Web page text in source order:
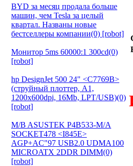
BYD за месяц продала больше
машин, чем Tesla за целый
квартал. Названы новые
бестселлеры компании(0) [robot]
Монитор 5ms 60000:1 300cd(0)
[robot]
hp DesignJet 500 24" <C7769B>
(струйный плоттер, A1,
1200х600dpi, 16Mb, LPT/USB)(0)
[robot]
M/B ASUSTEK P4B533-M/A
SOCKET478 <I845E>
AGP+AC"97 USB2.0 UDMA100
MICROATX 2DDR DIMM(0)
[robot]